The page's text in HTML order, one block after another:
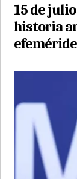
15 de
historia